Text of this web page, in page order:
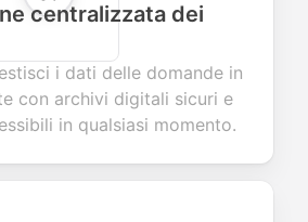
centralizzata dei
i dati delle domande in
con archivi digitali sicuri e
in qualsiasi momento.